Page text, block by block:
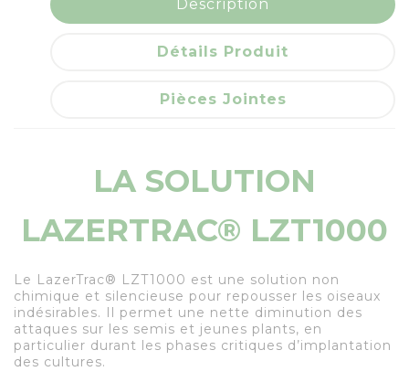
Description
Détails Produit
Pièces Jointes
LA SOLUTION
LAZERTRAC® LZT1000
Le LazerTrac® LZT1000 est une solution non
chimique et silencieuse pour repousser les oiseaux
indésirables. Il permet une nette diminution des
attaques sur les semis et jeunes plants, en
particulier durant les phases critiques d’implantation
des cultures.